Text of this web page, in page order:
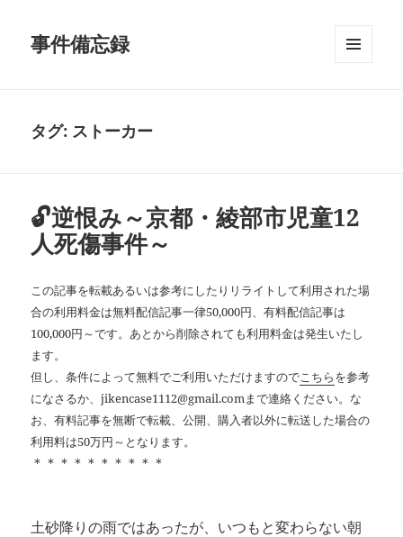
事件備忘録
タグ: ストーカー
🔓逆恨み～京都・綾部市児童12
人死傷事件～
この記事を転載あるいは参考にしたりリライトして利用された場
合の利用料金は無料配信記事一律50,000円、有料配信記事は
100,000円～です。あとから削除されても利用料金は発生いたし
ます。
但し、条件によって無料でご利用いただけますのでこちらを参考
になさるか、jikencase1112@gmail.comまで連絡ください。な
お、有料記事を無断で転載、公開、購入者以外に転送した場合の
利用料は50万円～となります。
＊＊＊＊＊＊＊＊＊＊
土砂降りの雨ではあったが、いつもと変わらない朝